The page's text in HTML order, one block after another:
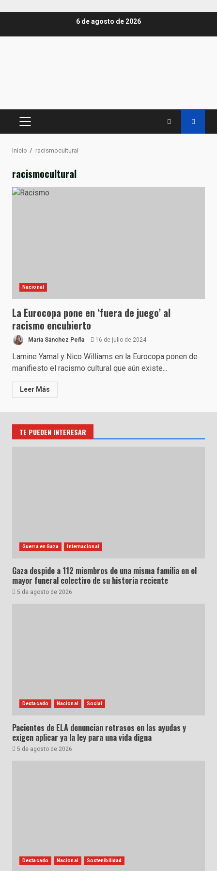
6 de agosto de 2026
MENÚ
Inicio racismocultural
racismocultural
Nacional
La Eurocopa pone en ‘fuera de juego’ al
racismo encubierto
Maria Sánchez Peña 16 de julio de 2024
Lamine Yamal y Nico Williams en la Eurocopa ponen de
manifiesto el racismo cultural que aún existe...
Leer Más
TE PUEDEN INTERESAR
Guerra en Gaza Internacional
Gaza despide a 112 miembros de una misma familia en el
mayor funeral colectivo de su historia reciente
5 de agosto de 2026
Destacado Nacional Social
Pacientes de ELA denuncian retrasos en las ayudas y
exigen aplicar ya la ley para una vida digna
5 de agosto de 2026
Destacado Nacional Sostenibilidad